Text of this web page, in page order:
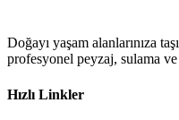
Doğayı yaşam alanlarınıza
profesyonel peyzaj, sulama
Hızlı Linkler